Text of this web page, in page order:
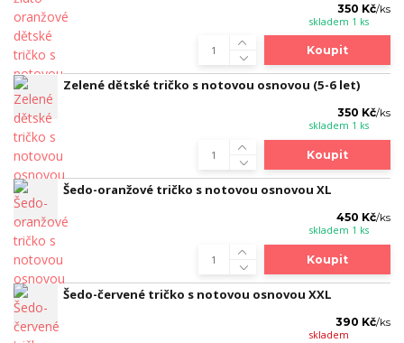
350 Kč/ks
skladem 1 ks
Koupit
Zelené dětské tričko s notovou osnovou (5-6 let)
350 Kč/ks
skladem 1 ks
Koupit
Šedo-oranžové tričko s notovou osnovou XL
450 Kč/ks
skladem 1 ks
Koupit
Šedo-červené tričko s notovou osnovou XXL
390 Kč/ks
skladem